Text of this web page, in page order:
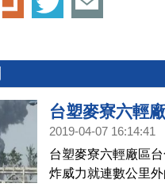
台塑麥寮六輕
2019-04-07 16:14:41
台塑麥寮六輕廠區
炸威力就連數公里